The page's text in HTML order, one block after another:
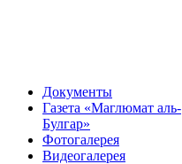
Документы
Газета «Маглюмат аль-
Булгар»
Фотогалерея
Видеогалерея